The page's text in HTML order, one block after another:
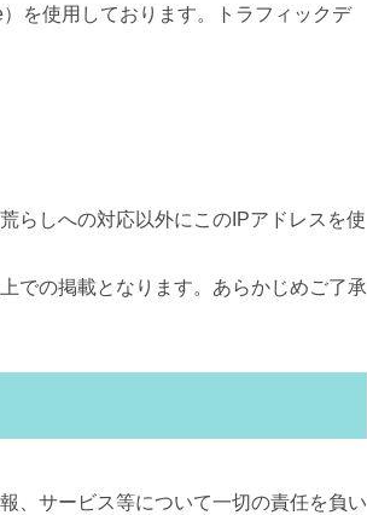
を使用しております。トラフィックデ
らしへの対応以外にこのIPアドレスを使
での掲載となります。あらかじめご了承
、サービス等について一切の責任を負い